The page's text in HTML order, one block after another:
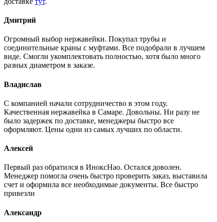
Дмитрий
Огромный выбор нержавейки. Покупал трубы и
соединительные краны с муфтами. Все подобрали в лучшем
виде. Смогли укомплектовать полностью, хотя было много
разных диаметром в заказе.
Владислав
С компанией начали сотрудничество в этом году.
Качественная нержавейка в Самаре. Довольны. Ни разу не
было задержек по доставке, менеджеры быстро все
оформляют. Цены одни из самых лучших по области.
Алексей
Первый раз обратился в ИноксНао. Остался доволен.
Менеджер помогла очень быстро проверить заказ, выставила
счет и оформила все необходимые документы. Все быстро
привезли
Александр